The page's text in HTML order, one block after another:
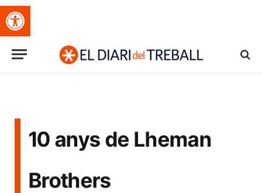
Obre la barra d'eines
10 anys de Lheman
Brothers